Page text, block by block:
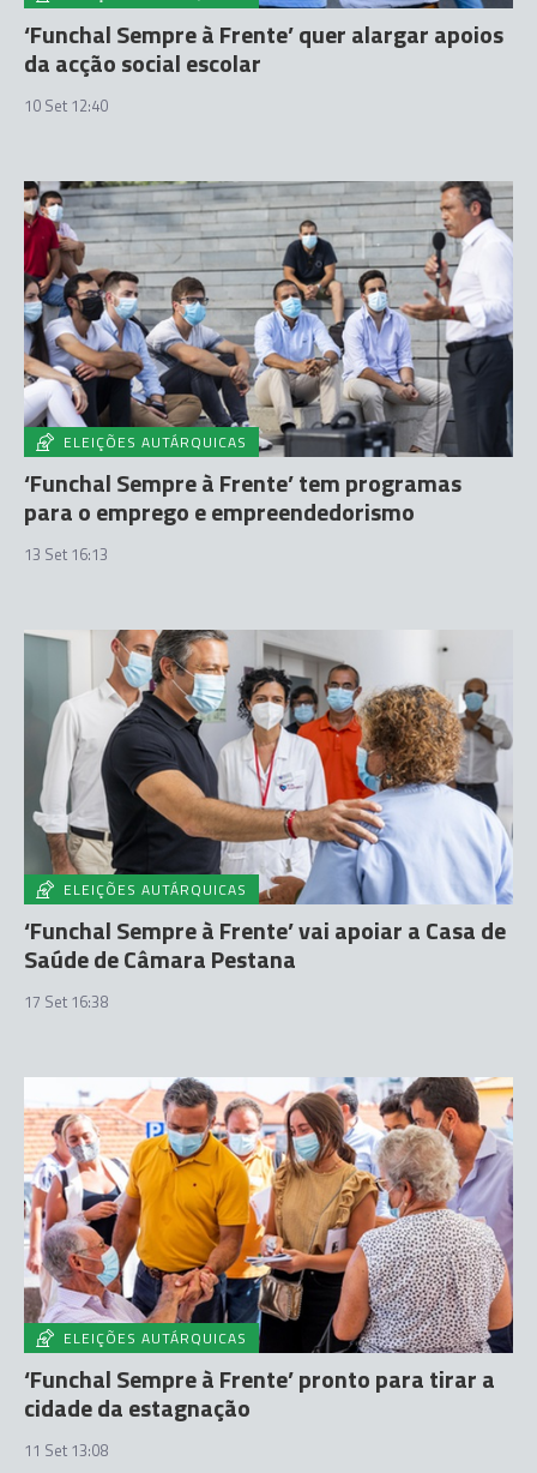
‘Funchal Sempre à Frente’ quer alargar apoios
da acção social escolar
10 Set 12:40
ELEIÇÕES AUTÁRQUICAS
‘Funchal Sempre à Frente’ tem programas
para o emprego e empreendedorismo
13 Set 16:13
ELEIÇÕES AUTÁRQUICAS
‘Funchal Sempre à Frente’ vai apoiar a Casa de
Saúde de Câmara Pestana
17 Set 16:38
ELEIÇÕES AUTÁRQUICAS
‘Funchal Sempre à Frente’ pronto para tirar a
cidade da estagnação
11 Set 13:08